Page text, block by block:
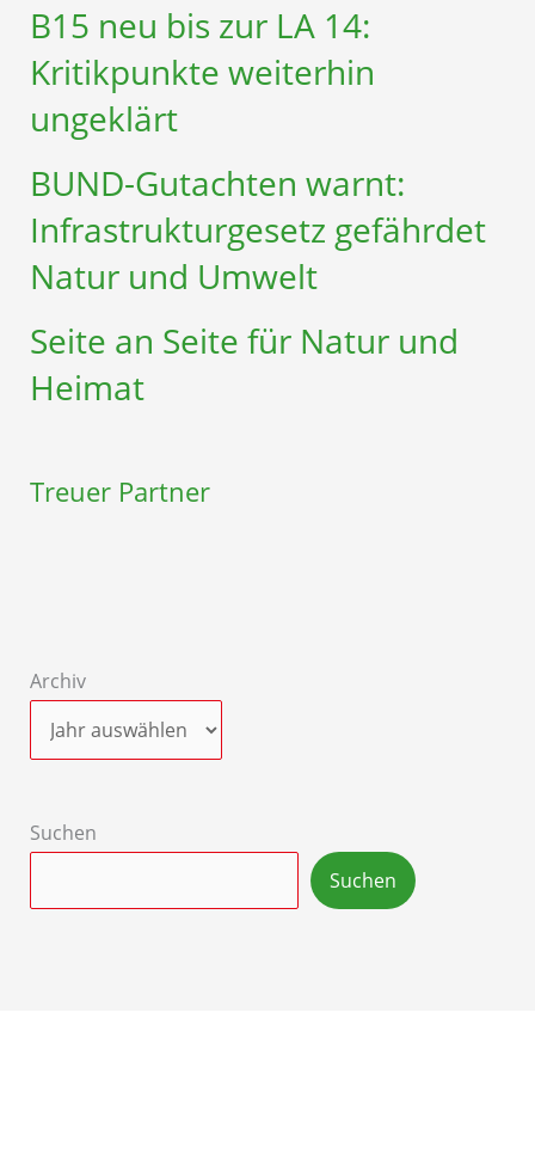
B15 neu bis zur LA 14:
Kritikpunkte weiterhin
ungeklärt
BUND-Gutachten warnt:
Infrastruktur­gesetz gefährdet
Natur und Umwelt
Seite an Seite für Natur und
Heimat
Treuer Partner
Archiv
Suchen
Suchen